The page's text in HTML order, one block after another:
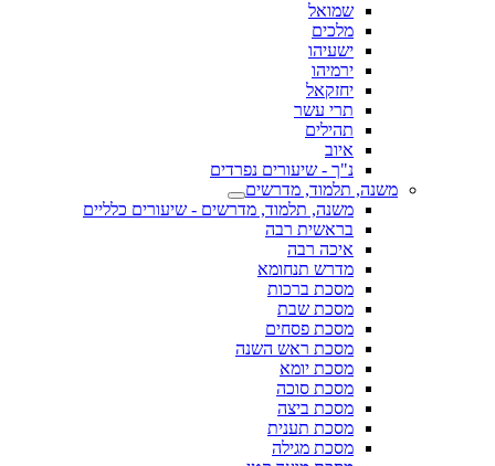
שמואל
מלכים
ישעיהו
ירמיהו
יחזקאל
תרי עשר
תהילים
איוב
נ"ך - שיעורים נפרדים
משנה, תלמוד, מדרשים
משנה, תלמוד, מדרשים - שיעורים כלליים
בראשית רבה
איכה רבה
מדרש תנחומא
מסכת ברכות
מסכת שבת
מסכת פסחים
מסכת ראש השנה
מסכת יומא
מסכת סוכה
מסכת ביצה
מסכת תענית
מסכת מגילה